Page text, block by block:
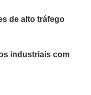
de alto tráfego
industriais com